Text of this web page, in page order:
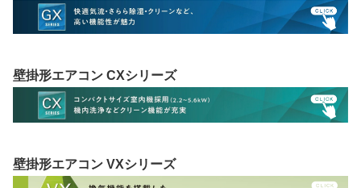
壁掛形エアコン CXシリーズ
壁掛形エアコン VXシリーズ